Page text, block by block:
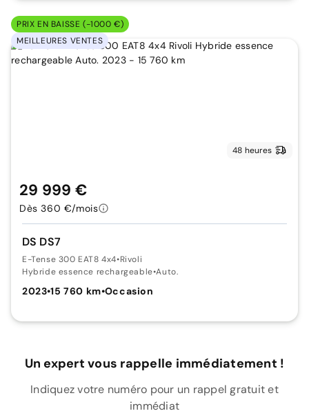
PRIX EN BAISSE (-1000 €)
MEILLEURES VENTES
48 heures
DS DS7
E-Tense 300 EAT8 4x4•Rivoli
Hybride essence rechargeable•Auto.
2023•15 760 km•Occasion
29 999 €
Dès 360 €/mois
Un expert vous rappelle immédiatement !
Indiquez votre numéro pour un rappel gratuit et
immédiat